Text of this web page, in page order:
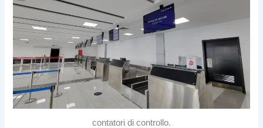
contatori di controllo.